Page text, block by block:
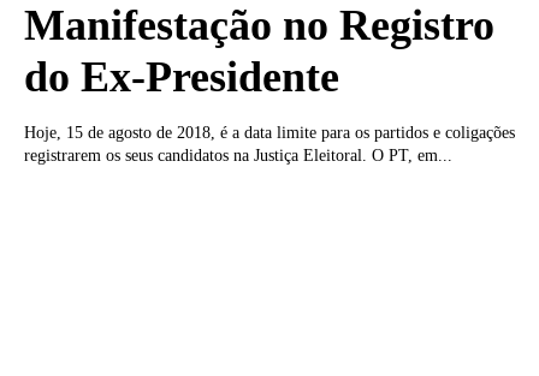
Manifestação no Registro
do Ex-Presidente
Hoje, 15 de agosto de 2018, é a data limite para os partidos e coligações
registrarem os seus candidatos na Justiça Eleitoral. O PT, em...